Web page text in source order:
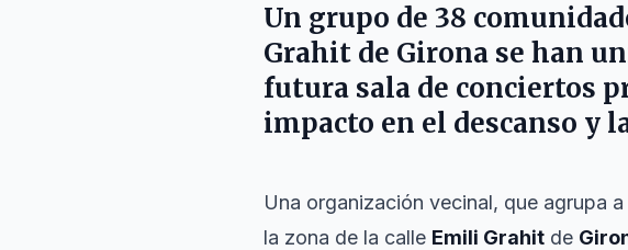
Un grupo de 38
Grahit de Girona se han
futura sala de conciertos
impacto en el descanso y
Una organización vecinal, que agrupa
la zona de la calle Emili Grahit de